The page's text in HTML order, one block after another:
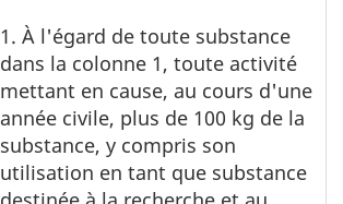
1. À l'égard de toute substance
dans la colonne 1, toute activité
mettant en cause, au cours d'une
année civile, plus de 100 kg de la
substance, y compris son
utilisation en tant que substance